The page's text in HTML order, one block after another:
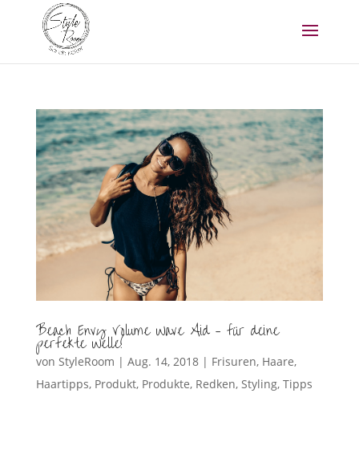
Beach Envy Volume Wave Aid – für deine
perfekte Welle!
von StyleRoom | Aug. 14, 2018| Frisuren, Haare,
Haartipps, Produkt, Produkte, Redken, Styling, Tipps